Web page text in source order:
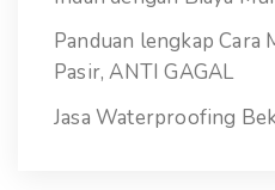
Panduan lengkap Cara
Pasir, ANTI GAGAL
Jasa Waterproofing